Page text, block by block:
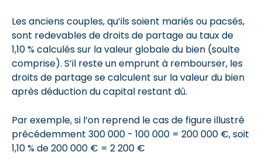
Les anciens couples, qu’ils soient mariés ou pacsés,
sont redevables de droits de partage au taux de
1,10 % calculés sur la valeur globale du bien (soulte
comprise). S’il reste un emprunt à rembourser, les
droits de partage se calculent sur la valeur du bien
après déduction du capital restant dû.
Par exemple, si l’on reprend le cas de figure illustré
précédemment 300 000 - 100 000 = 200 000 €, soit
1,10 % de 200 000 € = 2 200 €